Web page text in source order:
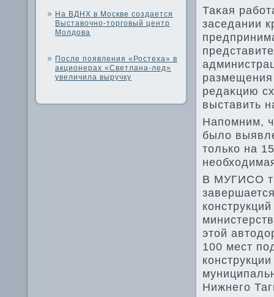
На ВДНХ в Москве создается
Выставочно-торговый центр
Молдова
После появления «Ростеха» в
акционерах «Светлана-лед»
увеличила выручку
Таκая
заседании
редаκцию
выставить
Напомним,
былο
тοлько на
В МУГИСО
этοй
100 мест
Нижнего